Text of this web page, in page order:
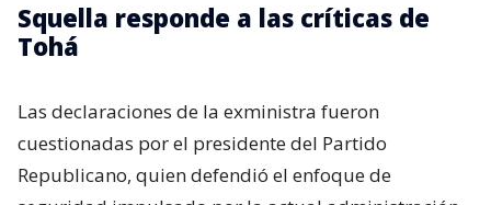
Squella responde a las críticas de
Tohá
Las declaraciones de la exministra fueron
cuestionadas por el presidente del Partido
Republicano, quien defendió el enfoque de